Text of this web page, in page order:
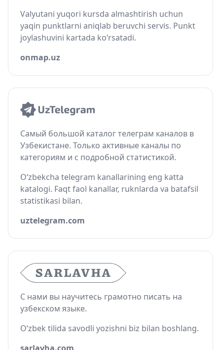
Valyutani yuqori kursda almashtirish uchun
yaqin punktlarni aniqlab beruvchi servis. Punkt
joylashuvini kartada ko‘rsatadi.
onmap.uz
Самый большой каталог телеграм каналов в
Узбекистане. Только активные каналы по
категориям и с подробной статистикой.
O‘zbekcha telegram kanallarining eng katta
katalogi. Faqt faol kanallar, ruknlarda va batafsil
statistikasi bilan.
uztelegram.com
С нами вы научитесь грамотно писать на
узбекском языке.
O‘zbek tilida savodli yozishni biz bilan boshlang.